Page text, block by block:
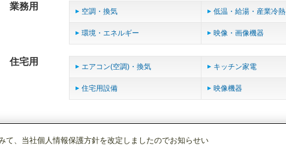
業務用 空調・換気 低温・給湯・産業冷熱
環境・エネルギー 映像・画像機器
住宅用 エアコン(空調)・換気 キッチン家電
住宅用設備 映像機器
、当社個人情報保護方針を改定しましたのでお知らせい